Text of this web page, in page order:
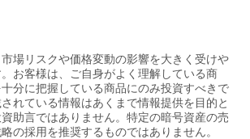
場リスクや価格変動の影響を大きく受けや
お客様は、ご自身がよく理解している商
分に把握している商品にのみ投資すべきで
れている情報はあくまで情報提供を目的と
助言ではありません。特定の暗号資産の売
の採用を推奨するものではありません。